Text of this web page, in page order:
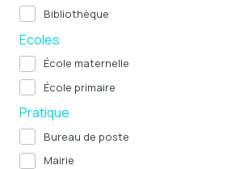
Bibliothèque
Ecoles
École maternelle
École primaire
Pratique
Bureau de poste
Mairie